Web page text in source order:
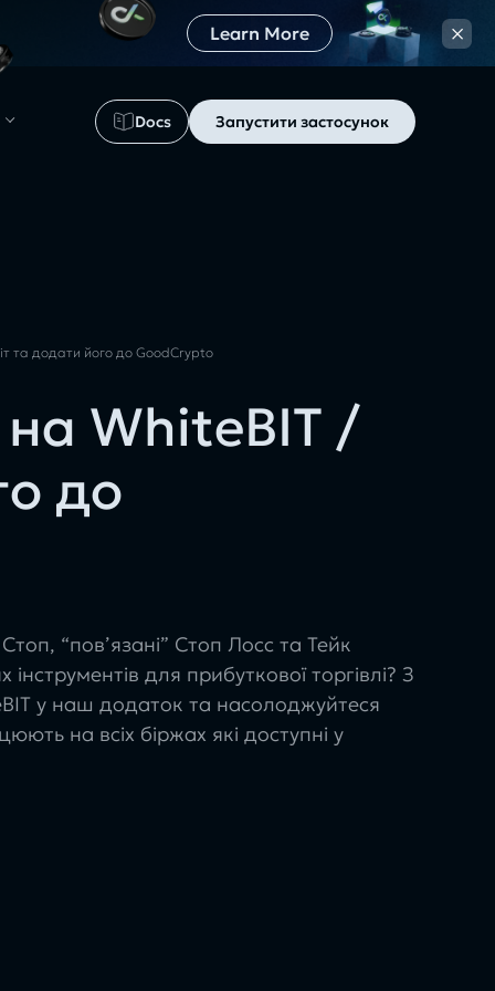
Learn More ×
Docs Запустити застосунок
та додати його до GoodCrypto
WhiteBIT /
до
“пов’язані” Стоп Лосс та Тейк
для прибуткової торгівлі? З
у наш додаток та насолоджуйтеся
на всіх біржах які доступні у